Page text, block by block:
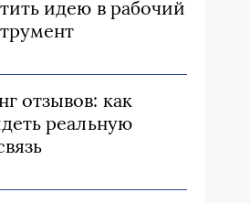
идею в рабочий
отзывов: как
реальную